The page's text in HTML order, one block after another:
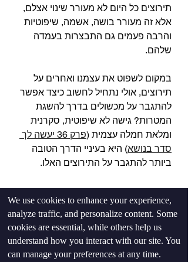
תירוצים כל היום לא מעורר שינוי אצלם,
אלא זה מעורר בושה, אשמה, שיפוטיות
והרבה פעמים גם התבצרות בעמדה
שלהם.⁣
במקום לשפוט את עצמנו ואחרים על
תירוצים, אולי נתחיל לחשוב כיצד אפשר
להתגבר על מכשולים בדרך להשגת
המטרות? גישה לא שיפוטית, סקרנית
ומלאת חמלה עצמית (
פרק 36 יעשה לך
סדר בנושא) היא בעיניי הדרך הטובה
ביותר להתגבר על התירוצים האלו.⁣
We use cookies to enhance your experience,
analyze traffic, and personalize content. Some
cookies are essential, while others help us
understand how you interact with our site. You
can manage your preferences at any time.